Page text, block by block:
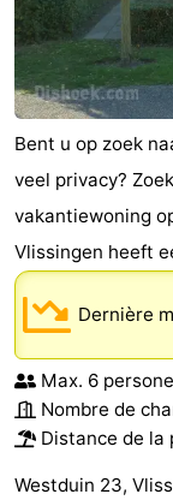
Bent u op zoek
veel privacy?
vakantiewoning
Vlissingen heeft
Dernière
Max. 6
Nombre de
Distance de la
Westduin 23,